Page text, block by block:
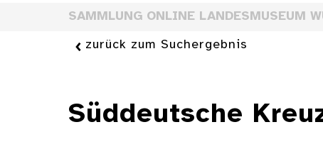
SAMMLUNG ONLINE LANDESMUSEUM
zurück zum Suchergebnis
Süddeutsche